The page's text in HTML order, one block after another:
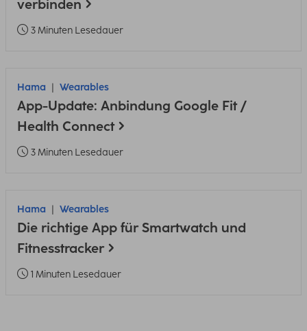
verbinden
3 Minuten Lesedauer
Hama Wearables
App-Update: Anbindung Google Fit /
Health Connect
3 Minuten Lesedauer
Hama Wearables
Die richtige App für Smartwatch und
Fitnesstracker
1 Minuten Lesedauer